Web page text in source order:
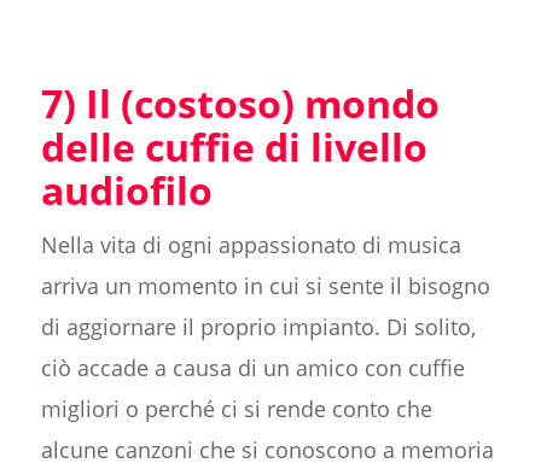
7) Il (costoso) mondo
delle cuffie di livello
audiofilo
Nella vita di ogni appassionato di musica
arriva un momento in cui si sente il bisogno
di aggiornare il proprio impianto. Di solito,
ciò accade a causa di un amico con cuffie
migliori o perché ci si rende conto che
alcune canzoni che si conoscono a memoria